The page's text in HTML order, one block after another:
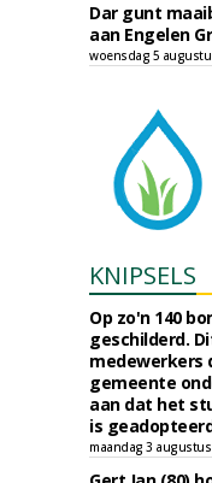
Dar gunt
aan Engelen
woensdag 5
KNIPSELS
Op zo'n 140
geschilderd.
medewerkers
gemeente
aan dat het
is
maandag 3 augustus